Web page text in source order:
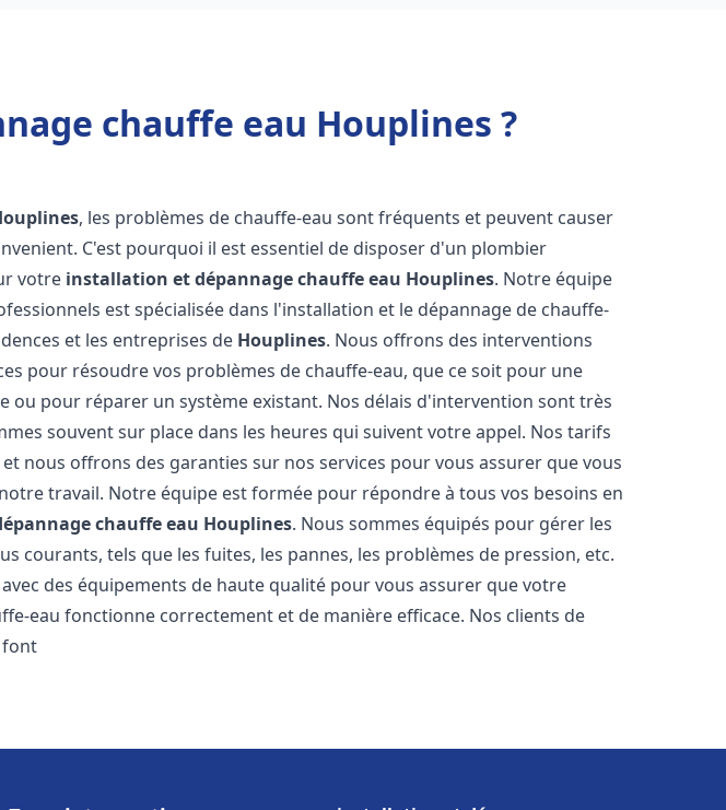
chauffe eau Houplines ?
, les problèmes de chauffe-eau sont fréquents et peuvent causer
C'est pourquoi il est essentiel de disposer d'un plombier
votre installation et dépannage chauffe eau Houplines. Notre équipe
est spécialisée dans l'installation et le dépannage de chauffe-
et les entreprises de Houplines. Nous offrons des interventions
pour résoudre vos problèmes de chauffe-eau, que ce soit pour une
ou pour réparer un système existant. Nos délais d'intervention sont très
souvent sur place dans les heures qui suivent votre appel. Nos tarifs
nous offrons des garanties sur nos services pour vous assurer que vous
travail. Notre équipe est formée pour répondre à tous vos besoins en
chauffe eau Houplines. Nous sommes équipés pour gérer les
courants, tels que les fuites, les pannes, les problèmes de pression, etc.
des équipements de haute qualité pour vous assurer que votre
eau fonctionne correctement et de manière efficace. Nos clients de
font